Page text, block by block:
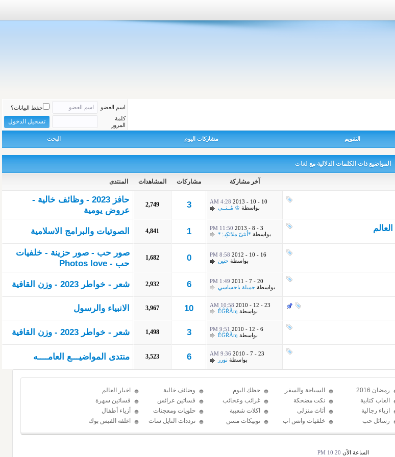
اسم العضو
حفظ البيانات؟
كلمة
المرور
التقويم مشاركات اليوم البحث
المواضيع ذات الكلمات الدلالية مع لغات
آخر مشاركة مشاركات المشاهدات المنتدى
10 - 10 - 2013
4:28 AM
بواسطة ♔ مُــنــى 3
2,749
حافز 2023 - وظائف خالية -
عروض يومية
3 - 8 - 2013
11:50 PM
بواسطة *اُنثىّ ملائكِيہْ* 1
4,841 الصوتيات والبرامج الاسلامية
16 - 10 - 2012
8:58 PM
بواسطة حنين 0
1,682
صور حب - صور حزينة - خلفيات
حب - Photos love
20 - 7 - 2011
1:49 PM
بواسطة جميلة باحساسي 6
2,932 شعر - خواطر 2023 - وزن القافية
23 - 12 - 2010
10:58 AM
بواسطة ĚĜŘĂɱ
10
3,967 الانبياء والرسول
6 - 12 - 2010
9:51 PM
بواسطة ĚĜŘĂɱ
3
1,498 شعر - خواطر 2023 - وزن القافية
23 - 7 - 2010
9:36 AM
بواسطة نورر 6
3,523 منتدى المواضيـــع العامــــه
رمضان 2016 السياحة والسفر حظك اليوم وضائف خالية
اخبار العالم
العاب كتابية نكت مضحكة غرائب وعجائب فساتين عرائس
فساتين سهرة
ازياء رجالية أثاث منزلى اكلات شعبية حلويات ومعجنات
أزياء أطفال
رسائل حب خلفيات واتس اب توبيكات مسن ترددات النايل سات اغلفه الفيس بوك
الساعة الآن 10:20 PM